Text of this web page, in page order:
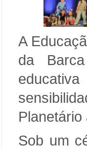
A
da
Sob um